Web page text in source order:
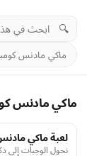
🔍
ماكي مادنس
ماكي مادنس
لعبة ماكي
نحول الوجبات إلى